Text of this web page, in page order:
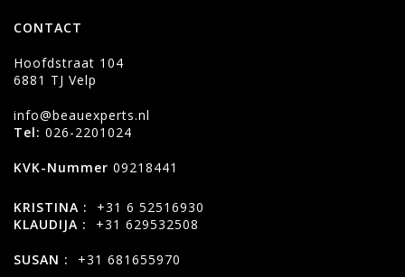
CONTACT
Hoofdstraat 104
6881 TJ Velp
info@beauexperts.nl
Tel: 026-2201024
KVK-Nummer 09218441
KRISTINA :
+31 6 52516930
KLAUDIJA :
+31 629532508
SUSAN : +31 681655970